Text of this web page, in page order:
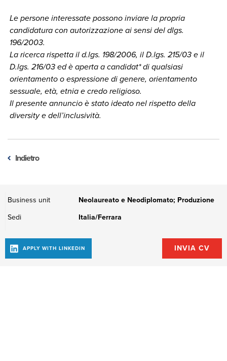
Le persone interessate possono inviare la propria
candidatura con autorizzazione ai sensi del dlgs.
196/2003.
La ricerca rispetta il d.lgs. 198/2006, il D.lgs. 215/03 e il
D.lgs. 216/03 ed è aperta a candidat* di qualsiasi
orientamento o espressione di genere, orientamento
sessuale, età, etnia e credo religioso.
Il presente annuncio è stato ideato nel rispetto della
diversity e dell’inclusività.
Indietro
Business unit
Neolaureato e Neodiplomato; Produzione
Sedi
Italia/Ferrara